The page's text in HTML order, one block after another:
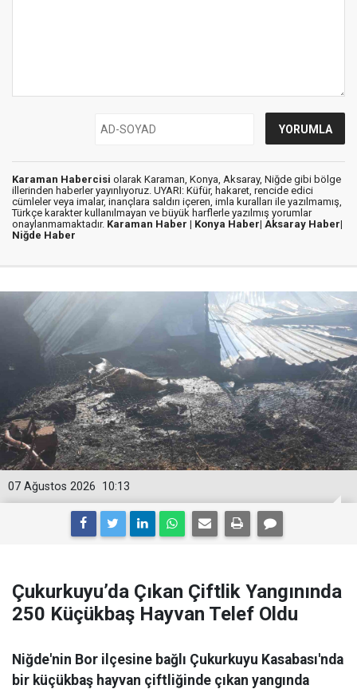
Karaman Habercisi olarak Karaman, Konya, Aksaray, Niğde gibi bölge
illerinden haberler yayınlıyoruz. UYARI: Küfür, hakaret, rencide edici
cümleler veya imalar, inançlara saldırı içeren, imla kuralları ile yazılmamış,
Türkçe karakter kullanılmayan ve büyük harflerle yazılmış yorumlar
onaylanmamaktadır. Karaman Haber | Konya Haber| Aksaray Haber|
Niğde Haber
10:13
07 Ağustos 2026
Çukurkuyu’da Çıkan Çiftlik Yangınında
250 Küçükbaş Hayvan Telef Oldu
Niğde'nin Bor ilçesine bağlı Çukurkuyu Kasabası'nda
bir küçükbaş hayvan çiftliğinde çıkan yangında